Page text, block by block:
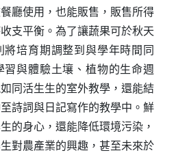
廳使用，也能販售，販售所得
支平衡。為了讓蔬果可於秋天
將培育期調整到與學年時間同
習與體驗土壤、植物的生命週
同活生生的室外教學，還能結
詩詞與日記寫作的教學中。鮮
的身心，還能降低環境污染，
對農產業的興趣，甚至未來於